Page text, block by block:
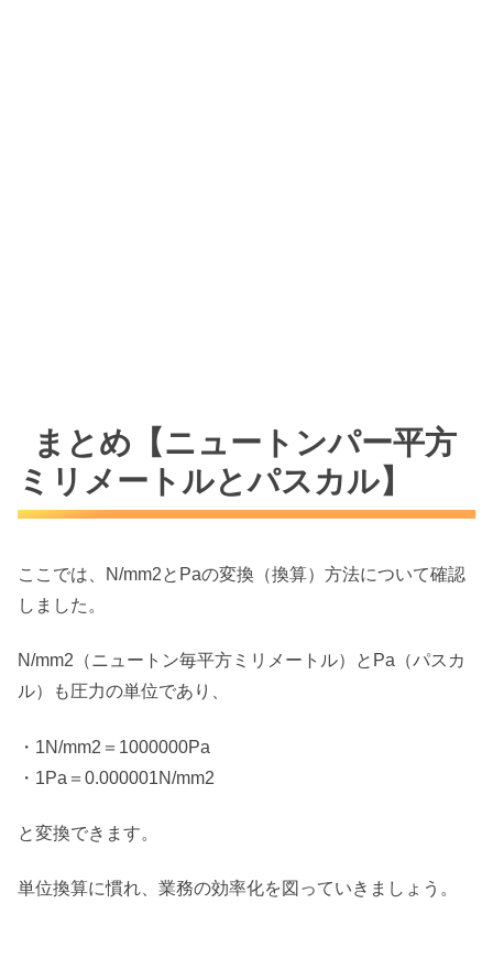
まとめ【ニュートンパー平方
ミリメートルとパスカル】
ここでは、N/mm2とPaの変換（換算）方法について確認
しました。
N/mm2（ニュートン毎平方ミリメートル）とPa（パスカ
ル）も圧力の単位であり、
・1N/mm2＝1000000Pa
・1Pa＝0.000001N/mm2
と変換できます。
単位換算に慣れ、業務の効率化を図っていきましょう。